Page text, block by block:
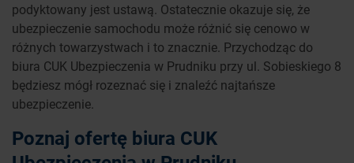
podyktowany jest ustawą. Ostatecznie okazuje się, że
ubezpieczenie samochodu może różnić się cenowo w
różnych towarzystwach i to znacznie. Przychodząc do
biura CUK Ubezpieczenia w Prudniku przy ul. Sobieskiego 8
będziesz mógł rozeznać się i znaleźć najtańsze
ubezpieczenie.
Poznaj ofertę biura CUK